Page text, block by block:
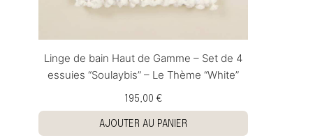
Linge de bain Haut de Gamme – Set de 4
essuies “Soulaybis” – Le Thème “White”
195,00 €
AJOUTER AU PANIER